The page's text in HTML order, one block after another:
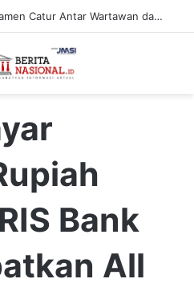
Ajbar Dorong Anak Muda Kritis, Sudut PANdang Jadi Forum Bedah Data Pembangunan Sulbar
Bank
All